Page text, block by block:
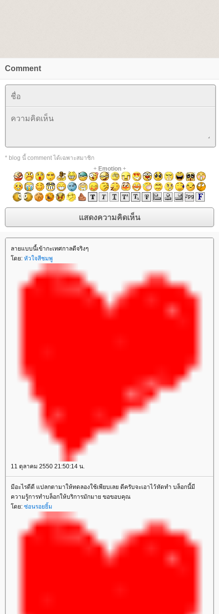
Comment
* blog นี้ comment ได้เฉพาะสมาชิก
+ Emotion+
ลายแบบนี้เข้ากะเทศกาลดีจริงๆ
ดย: หัวใจสีชมพู
11 ตุลาคม 2550 21:50:14 น.
มีอะไรดีดี แปลกตามาให้ทดลองใช้เพียบเลย ดีครับจะเอาไว้หัดทำ บล็อกนี้มี
ความรู้การทำบล็อกให้บริการมักมาย ขอขอบคุณ
ดย: ซ่อนรอยยิ้ม